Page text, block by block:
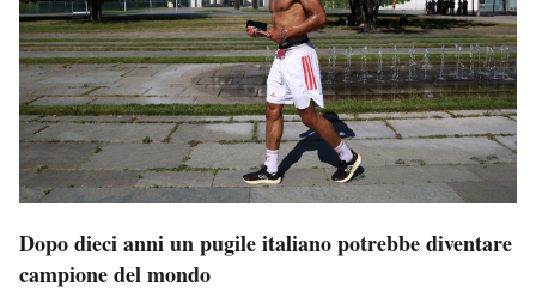
Dopo dieci anni un pugile italiano potrebbe diventare
campione del mondo